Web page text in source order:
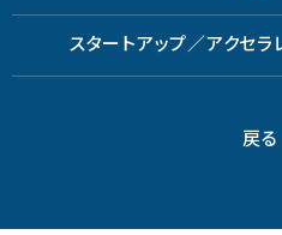
スタートアップ／アクセ
戻る